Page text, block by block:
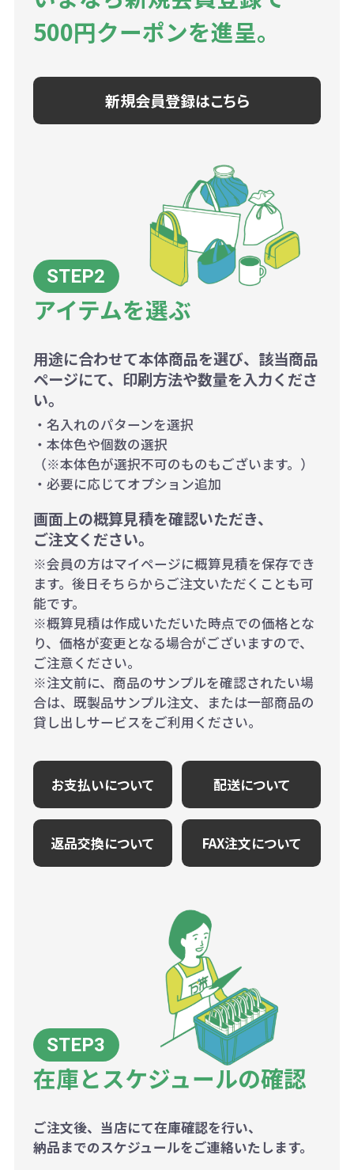
500円クーポンを進呈。
新規会員登録はこちら
アイテムを選ぶ
用途に合わせて本体商品を選び、該当商品
ページにて、印刷方法や数量を入力くださ
い。
・名入れのパターンを選択
・本体色や個数の選択
（※本体色が選択不可のものもございます。）
・必要に応じてオプション追加
画面上の概算見積を確認いただき、
ご注文ください。
※会員の方はマイページに概算見積を保存でき
ます。後日そちらからご注文いただくことも可
能です。
※概算見積は作成いただいた時点での価格とな
り、価格が変更となる場合がございますので、
ご注意ください。
※注文前に、商品のサンプルを確認されたい場
合は、既製品サンプル注文、または一部商品の
貸し出しサービスをご利用ください。
お支払いについて 配送について
返品交換について FAX注文について
在庫とスケジュールの確認
ご注文後、当店にて在庫確認を行い、
納品までのスケジュールをご連絡いたします。